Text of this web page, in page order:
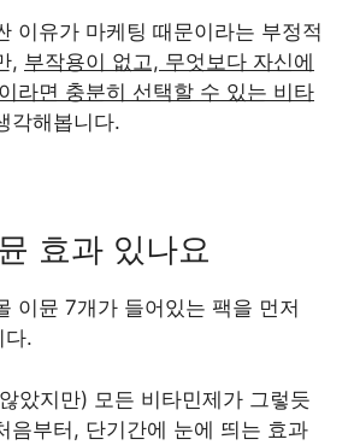
이유가 마케팅 때문이라는 부정적
, 부작용이 없고, 무엇보다 자신에
라면 충분히 선택할 수 있는 비타
각해봅니다.
효과 있나요
이뮨 7개가 들어있는 팩을 먼저
다.
았지만) 모든 비타민제가 그렇듯
음부터, 단기간에 눈에 띄는 효과